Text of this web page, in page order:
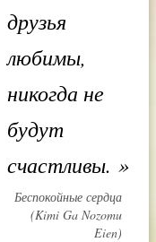
друзья
любимы,
никогда не
будут
счастливы. »
Беспокойные сердца
(Kimi Ga Nozomu
Eien)